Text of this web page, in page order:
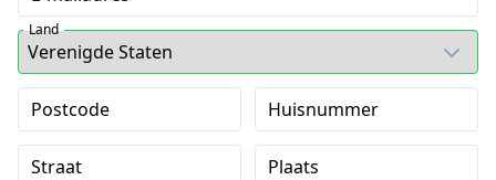
Land
Postcode Huisnummer
Straat Plaats